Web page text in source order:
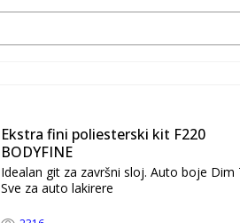
Ekstra fini poliesterski kit F220
BODYFINE
Idealan git za završni sloj. Auto boje Dim Team
Sve za auto lakirere